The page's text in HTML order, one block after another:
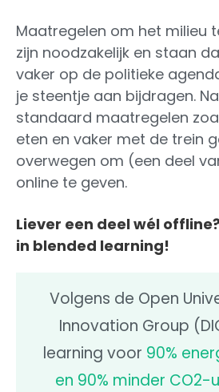
Maatregelen om het milieu
zijn noodzakelijk en staan
vaker op de politieke
je steentje aan bijdragen.
standaard maatregelen
eten en vaker met de trein
overwegen om (een deel
online te geven.
Liever een deel wél
in blended learning!
Volgens de Open
Innovation Group
learning voor 90%
en 90% minder